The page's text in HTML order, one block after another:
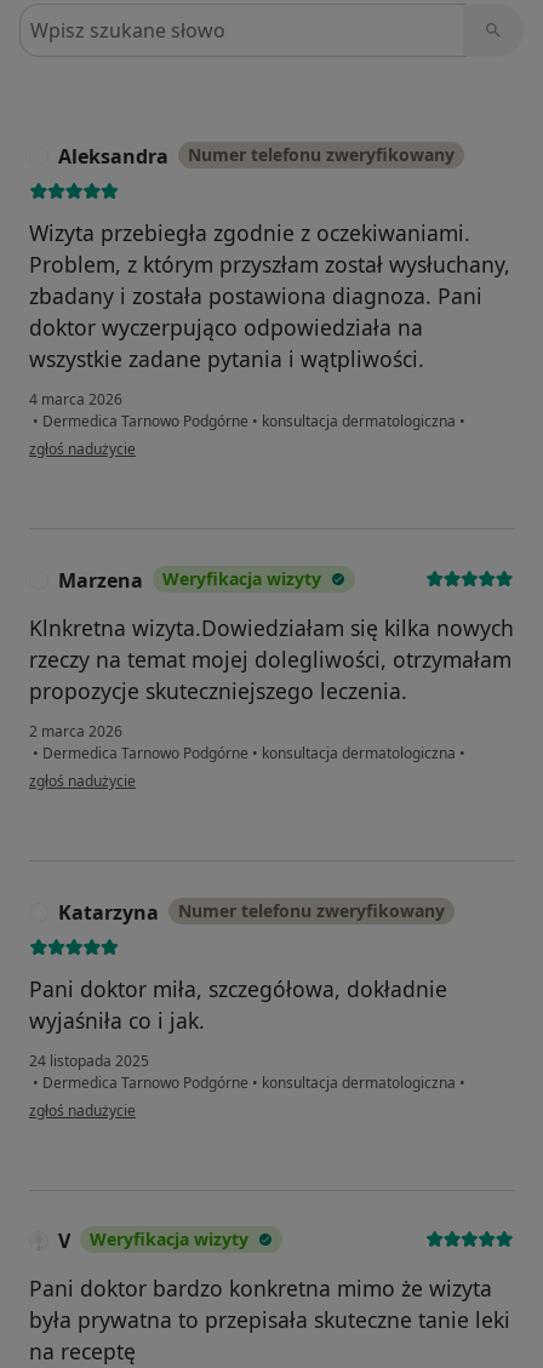
Szukaj w opiniach
Aleksandra Numer telefonu zweryfikowany
Wizyta przebiegła zgodnie z oczekiwaniami.
Problem, z którym przyszłam został wysłuchany,
zbadany i została postawiona diagnoza. Pani
doktor wyczerpująco odpowiedziała na
wszystkie zadane pytania i wątpliwości.
4 marca 2026
• Dermedica Tarnowo Podgórne • konsultacja dermatologiczna •
w opinii użytkownika Aleksandra
zgłoś nadużycie
Marzena Weryfikacja wizyty
Klnkretna wizyta.Dowiedziałam się kilka nowych
rzeczy na temat mojej dolegliwości, otrzymałam
propozycje skuteczniejszego leczenia.
2 marca 2026
• Dermedica Tarnowo Podgórne • konsultacja dermatologiczna •
w opinii użytkownika Marzena
zgłoś nadużycie
Katarzyna Numer telefonu zweryfikowany
Pani doktor miła, szczegółowa, dokładnie
wyjaśniła co i jak.
24 listopada 2025
• Dermedica Tarnowo Podgórne • konsultacja dermatologiczna •
w opinii użytkownika Katarzyna
zgłoś nadużycie
V Weryfikacja wizyty
Pani doktor bardzo konkretna mimo że wizyta
była prywatna to przepisała skuteczne tanie leki
na receptę